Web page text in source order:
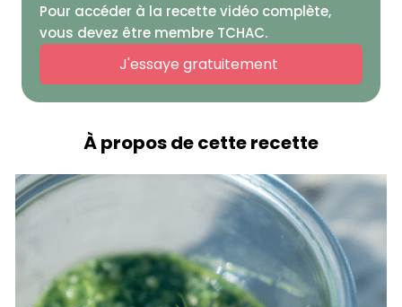
Pour accéder à la recette vidéo complète,
vous devez être membre TCHAC.
J'essaye gratuitement
À propos de cette recette